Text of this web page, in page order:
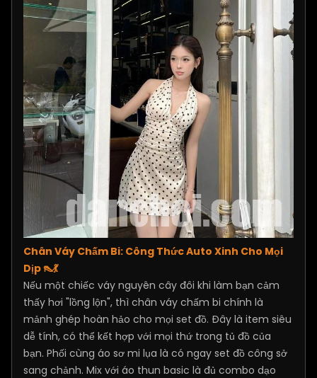
Chân Váy Chấm Bi: Công Thức Auto Xinh Cho Mọi
Dịp 👠💃
Nếu một chiếc váy nguyên cây đôi khi làm bạn cảm
thấy hơi "lồng lộn", thì chân váy chấm bi chính là
mảnh ghép hoàn hảo cho mọi set đồ. Đây là item siêu
dễ tính, có thể kết hợp với mọi thứ trong tủ đồ của
bạn. Phối cùng áo sơ mi lụa là có ngay set đồ công sở
sang chảnh. Mix với áo thun basic là đủ combo dạo